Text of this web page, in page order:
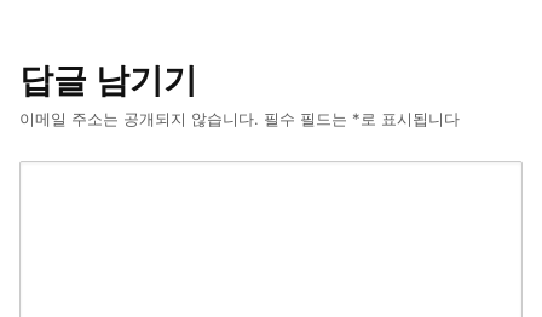
답글 남기기
이메일 주소는 공개되지 않습니다. 필수 필드는 *로 표시됩니다